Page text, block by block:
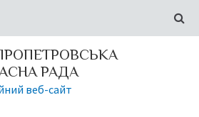
РАДА
веб-сайт